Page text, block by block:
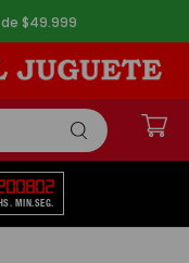
$49.999
08
MIN.
01
SEG.